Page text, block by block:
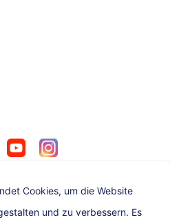
Stadt Karlsruhe
Cookies, um die Website
und zu verbessern. Es